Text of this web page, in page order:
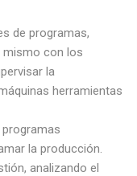
de programas,
mismo con los
la
herramientas
la producción.
analizando el